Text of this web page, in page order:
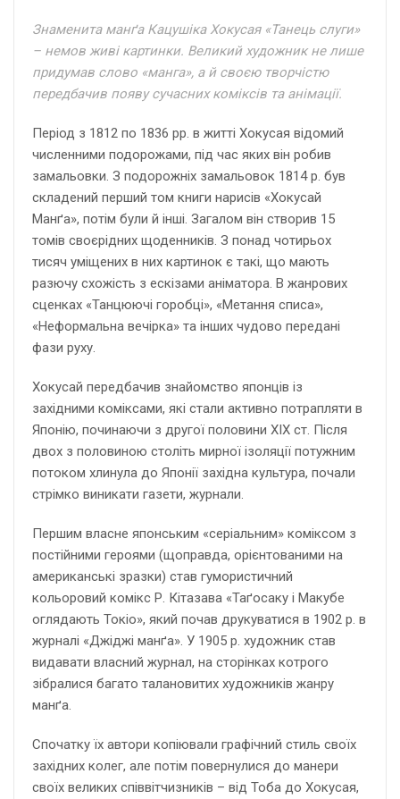
Знаменита манґа Кацушіка Хокусая «Танець слуги»
– немов живі картинки. Великий художник не лише
придумав слово «манга», а й своєю творчістю
передбачив появу сучасних коміксів та анімації.
Період з 1812 по 1836 рр. в житті Хокусая відомий
численними подорожами, під час яких він робив
замальовки. З подорожніх замальовок 1814 р. був
складений перший том книги нарисів «Хокусай
Манґа», потім були й інші. Загалом він створив 15
томів своєрідних щоденників. З понад чотирьох
тисяч уміщених в них картинок є такі, що мають
разючу схожість з ескізами аніматора. В жанрових
сценках «Танцюючі горобці», «Метання списа»,
«Неформальна вечірка» та інших чудово передані
фази руху.
Хокусай передбачив знайомство японців із
західними коміксами, які стали активно потрапляти в
Японію, починаючи з другої половини XIX ст. Після
двох з половиною століть мирної ізоляції потужним
потоком хлинула до Японії західна культура, почали
стрімко виникати газети, журнали.
Першим власне японським «серіальним» коміксом з
постійними героями (щоправда, орієнтованими на
американські зразки) став гумористичний
кольоровий комікс Р. Кітазава «Таґосаку і Макубе
оглядають Токіо», який почав друкуватися в 1902 р. в
журналі «Джіджі манґа». У 1905 р. художник став
видавати власний журнал, на сторінках котрого
зібралися багато талановитих художників жанру
манґа.
Спочатку їх автори копіювали графічний стиль своїх
західних колег, але потім повернулися до манери
своїх великих співвітчизників – від Тоба до Хокусая,